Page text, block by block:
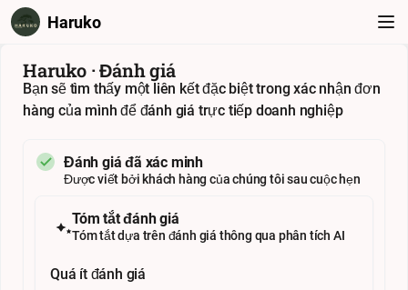
Haruko
Haruko · Đánh giá
Bạn sẽ tìm thấy một liên kết đặc biệt trong xác nhận đơn
hàng của mình để đánh giá trực tiếp doanh nghiệp
Đánh giá đã xác minh
Được viết bởi khách hàng của chúng tôi sau cuộc hẹn
Tóm tắt đánh giá
Tóm tắt dựa trên đánh giá thông qua phân tích AI
Quá ít đánh giá